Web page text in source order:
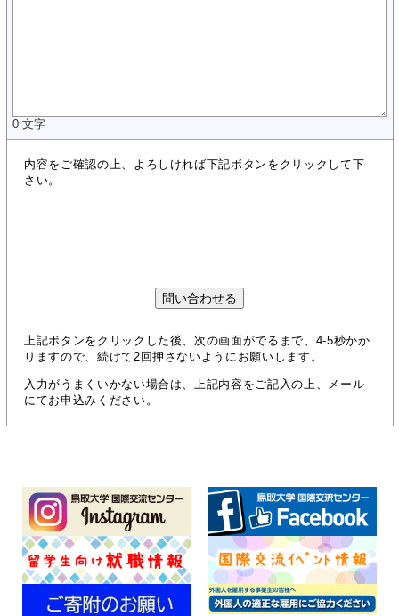
0 文字
内容をご確認の上、よろしければ下記ボタンをクリックして下
さい。
上記ボタンをクリックした後、次の画面がでるまで、4-5秒かか
りますので、続けて2回押さないようにお願いします。
入力がうまくいかない場合は、上記内容をご記入の上、メール
にてお申込みください。